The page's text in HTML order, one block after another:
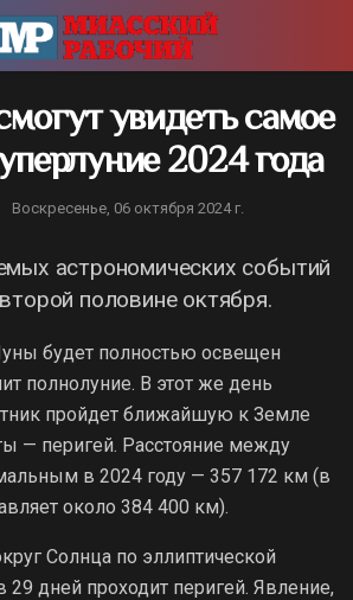
увидеть самое
2024 года
Воскресенье, 06 октября 2024 г.
астрономических событий
половине октября.
будет полностью освещен
полнолуние. В этот же день
пройдет ближайшую к Земле
— перигей. Расстояние между
в 2024 году — 357 172 км (в
около 384 400 км).
Солнца по эллиптической
29 дней проходит перигей. Явление,